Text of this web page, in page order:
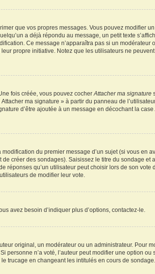
que vos propres messages. Vous pouvez modifier
a déjà répondu au message, un petit texte
Ce message n’apparaîtra pas si un
propre initiative. Notez que les utilisateurs ne
fois créée, vous pouvez cocherAttacher ma signature
ma signature » à partir du panneau de
d’être ajoutée à un message en décochant la case
du premier message d’un sujet (si vous en
créer des sondages). Saisissez le titre du sondage
qu’un utilisateur peut choisir lors de son vote
de modifier leur vote.
avez besoin d’indiquer plus d’options, contactez-le.
original, un modérateur ou un administrateur. Pour
personne n’a voté, l’auteur peut modifier une option
trucage en changeant les intitulés en cours de sondage.